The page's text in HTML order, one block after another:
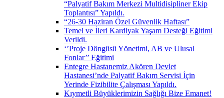
“Palyatif Bakım Merkezi Multidisipliner Ekip
Toplantısı” Yapıldı.
“26-30 Haziran Özel Güvenlik Haftası”
Temel ve İleri Kardiyak Yaşam Desteği Eğitimi
Verildi.
‘’Proje Döngüsü Yönetimi, AB ve Ulusal
Fonlar’’ Eğitimi
Entegre Hastanemiz Akören Devlet
Hastanesi’nde Palyatif Bakım Servisi İçin
Yerinde Fizibilite Çalışması Yapıldı.
Kıymetli Büyüklerimizin Sağlığı Bize Emanet!